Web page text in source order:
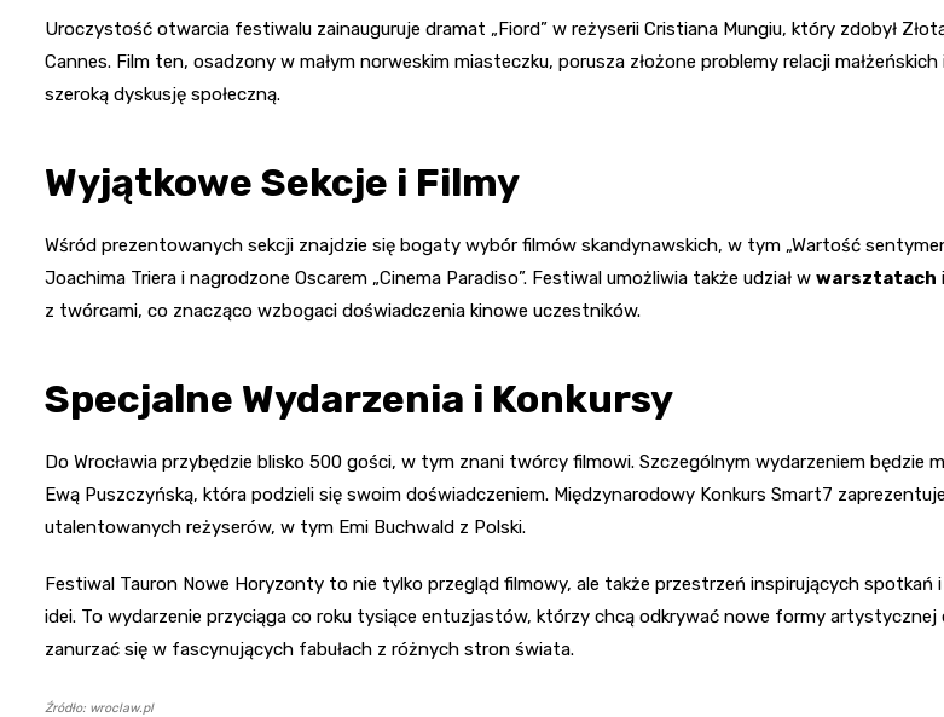
Uroczystość otwarcia festiwalu zainauguruje dramat „Fiord” w reżyserii Cristiana Mungiu, który zdobył
Cannes. Film ten, osadzony w małym norweskim miasteczku, porusza złożone problemy relacji małżeńskich
szeroką dyskusję społeczną.
Wyjątkowe Sekcje i Filmy
Wśród prezentowanych sekcji znajdzie się bogaty wybór filmów skandynawskich, w tym „Wartość
Joachima Triera i nagrodzone Oscarem „Cinema Paradiso”. Festiwal umożliwia także udział w warsztatach
z twórcami, co znacząco wzbogaci doświadczenia kinowe uczestników.
Specjalne Wydarzenia i Konkursy
Do Wrocławia przybędzie blisko 500 gości, w tym znani twórcy filmowi. Szczególnym wydarzeniem będzie
Ewą Puszczyńską, która podzieli się swoim doświadczeniem. Międzynarodowy Konkurs Smart7
utalentowanych reżyserów, w tym Emi Buchwald z Polski.
Festiwal Tauron Nowe Horyzonty to nie tylko przegląd filmowy, ale także przestrzeń inspirujących spotkań
idei. To wydarzenie przyciąga co roku tysiące entuzjastów, którzy chcą odkrywać nowe formy artystycznej
zanurzać się w fascynujących fabułach z różnych stron świata.
Źródło: wroclaw.pl